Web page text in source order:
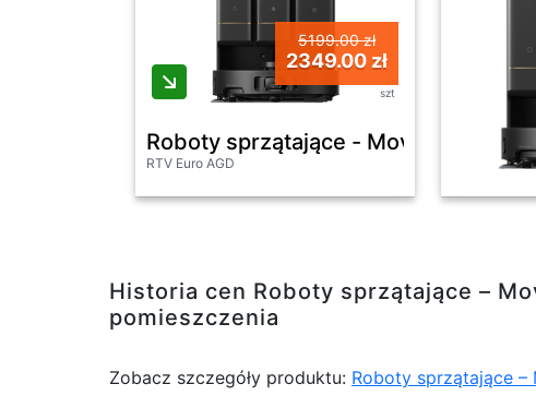
5199.00 zł
2349.00 zł
szt
Roboty sprzątające - Mova Z50 Ultra
RTV Euro AGD
Historia cen Roboty sprzątające –
pomieszczenia
Zobacz szczegóły produktu: Roboty sprzątające –